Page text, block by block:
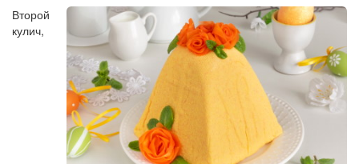
Второй
кулич,